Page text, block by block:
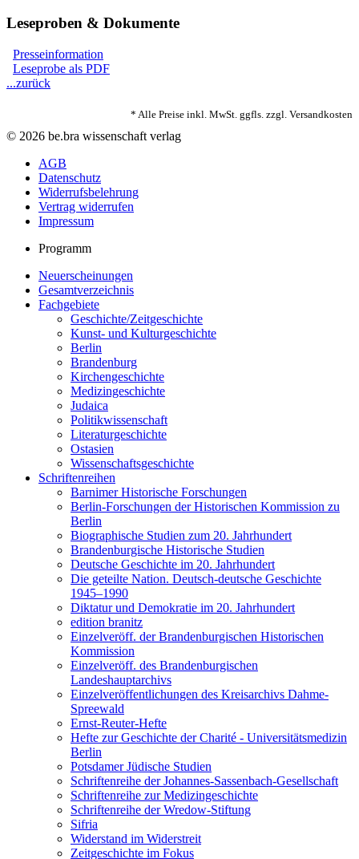
Leseproben & Dokumente
Presseinformation
Leseprobe als PDF
...zurück
* Alle Preise inkl. MwSt. ggfls. zzgl. Versandkosten
© 2026 be.bra wissenschaft verlag
AGB
Datenschutz
Widerrufsbelehrung
Vertrag widerrufen
Impressum
Programm
Neuerscheinungen
Gesamtverzeichnis
Fachgebiete
Geschichte/Zeitgeschichte
Kunst- und Kulturgeschichte
Berlin
Brandenburg
Kirchengeschichte
Medizingeschichte
Judaica
Politikwissenschaft
Literaturgeschichte
Ostasien
Wissenschaftsgeschichte
Schriftenreihen
Barnimer Historische Forschungen
Berlin-Forschungen der Historischen Kommission zu
Berlin
Biographische Studien zum 20. Jahrhundert
Brandenburgische Historische Studien
Deutsche Geschichte im 20. Jahrhundert
Die geteilte Nation. Deutsch-deutsche Geschichte
1945–1990
Diktatur und Demokratie im 20. Jahrhundert
edition branitz
Einzelveröff. der Brandenburgischen Historischen
Kommission
Einzelveröff. des Brandenburgischen
Landeshauptarchivs
Einzelveröffentlichungen des Kreisarchivs Dahme-
Spreewald
Ernst-Reuter-Hefte
Hefte zur Geschichte der Charité - Universitätsmedizin
Berlin
Potsdamer Jüdische Studien
Schriftenreihe der Johannes-Sassenbach-Gesellschaft
Schriftenreihe zur Medizingeschichte
Schriftenreihe der Wredow-Stiftung
Sifria
Widerstand im Widerstreit
Zeitgeschichte im Fokus